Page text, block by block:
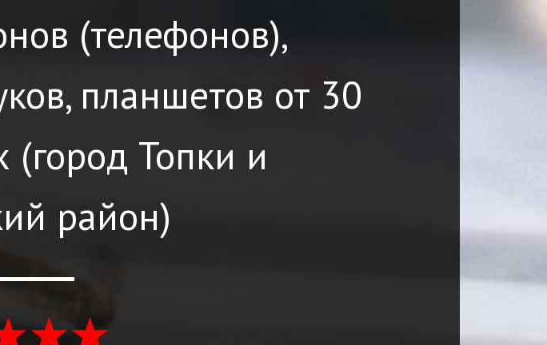
(телефонов),
планшетов от 30
(город Топки и
район)